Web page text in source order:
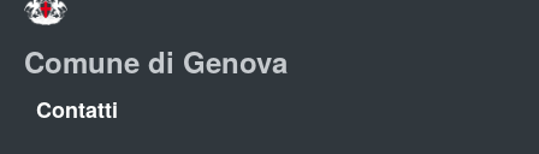
Comune di Genova
Contatti